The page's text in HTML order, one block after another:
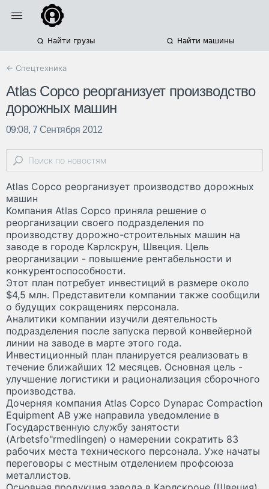
Найти грузы Найти машины
← Спецтехника
Atlas Copco реорганизует производство
дорожных машин
09:08, 7 Сентября 2012
Atlas Copco реорганизует производство дорожных
машин
Компания Atlas Copco приняла решение о
реорганизации своего подразделения по
производству дорожно-строительных машин на
заводе в городе Карлскрун, Швеция. Цель
реорганизации - повышение рентабельности и
конкурентоспособности.
Этот план потребует инвестиций в размере около
$4,5 млн. Представители компании также сообщили
о будущих сокращениях персонала.
Аналитики компании изучили деятельность
подразделения после запуска первой конвейерной
линии на заводе в марте этого года.
Инвестиционный план планируется реализовать в
течение ближайших 12 месяцев. Основная цель -
улучшение логистики и рационализация сборочного
производства.
Дочерняя компания Atlas Copco Dynapac Compaction
Equipment AB уже направила уведомление в
Государственную службу занятости
(Arbetsfo"rmedlingen) о намерении сократить 83
рабочих места технического персонала. Уже начаты
переговоры с местным отделением профсоюза
металлистов.